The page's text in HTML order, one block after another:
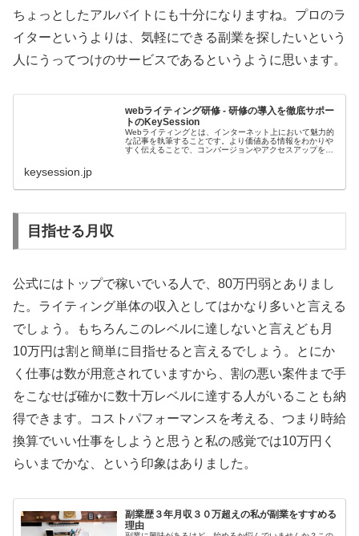
ちょっとしたアルバイトにも十分になりますね。プロのラ
イターというよりは、気軽にできる副業を探したいという
人にうってつけのサービスであるというように思います。
webライティング研修 - 研修の導入を徹底サポー
トのKeySession
Webライティングとは、インターネット上において魅力的
な記事を執筆することです。より価値ある情報をわかりや
すく伝えることで、コンバージョンやアクセスアップを狙
keysession.jp
目指せる月収
公式にはトップで稼いでいる人で、80万円弱とありまし
た。ライティング単体の収入としてはかなり多いと言える
でしょう。もちろんこのレベルに達しないと言えども月
10万円は割と簡単に目指せると言えるでしょう。とにか
く仕事は数が用意されていますから、割の悪い案件まで手
をこなせば確かに数十万レベルに達する人がいることも納
得できます。コストパフォーマンスを考える、つまり時給
換算でいい仕事をしようと思うと私の感覚では10万円く
らいまでかな、という印象はありました。
副業歴３年月収３０万超えの私が副業をすすめる
理由